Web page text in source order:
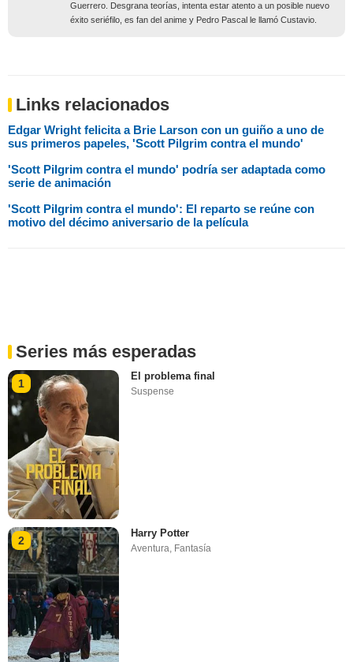
Guerrero. Desgrana teorías, intenta estar atento a un posible nuevo
éxito seriéfilo, es fan del anime y Pedro Pascal le llamó Custavio.
Links relacionados
Edgar Wright felicita a Brie Larson con un guiño a uno de
sus primeros papeles, 'Scott Pilgrim contra el mundo'
'Scott Pilgrim contra el mundo' podría ser adaptada como
serie de animación
'Scott Pilgrim contra el mundo': El reparto se reúne con
motivo del décimo aniversario de la película
Series más esperadas
1
El problema final
Suspense
2
Harry Potter
Aventura Fantasía